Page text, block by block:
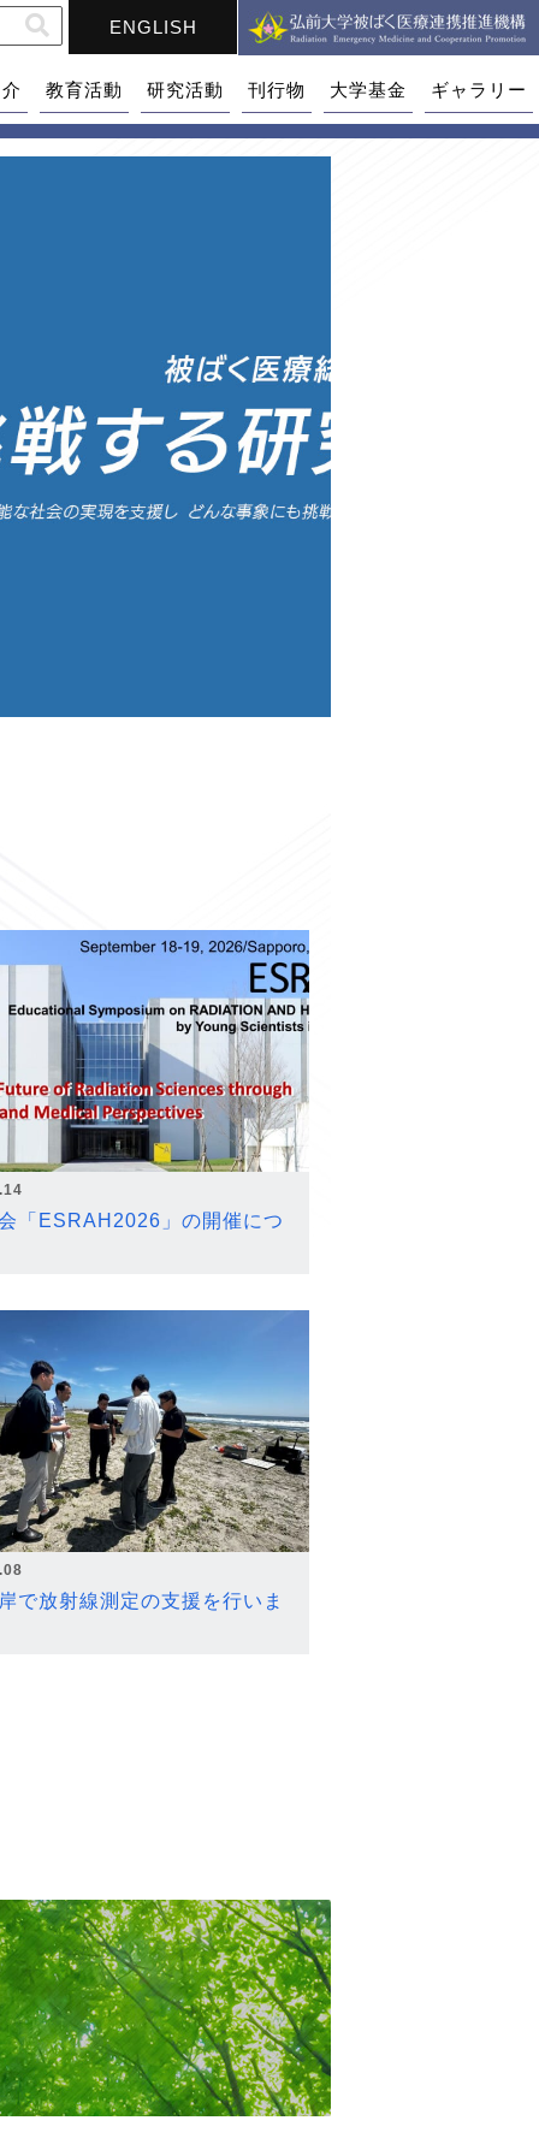
ENGLISH
教育活動 研究活動 刊行物 大学基金 ギャラリー
「ESRAH2026」の開催につ
で放射線測定の支援を行いま